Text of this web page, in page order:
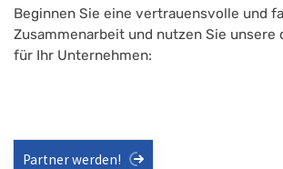
Beginnen Sie eine vertrauensvolle und
Zusammenarbeit und nutzen Sie unsere
für Ihr Unternehmen:
Partner werden!